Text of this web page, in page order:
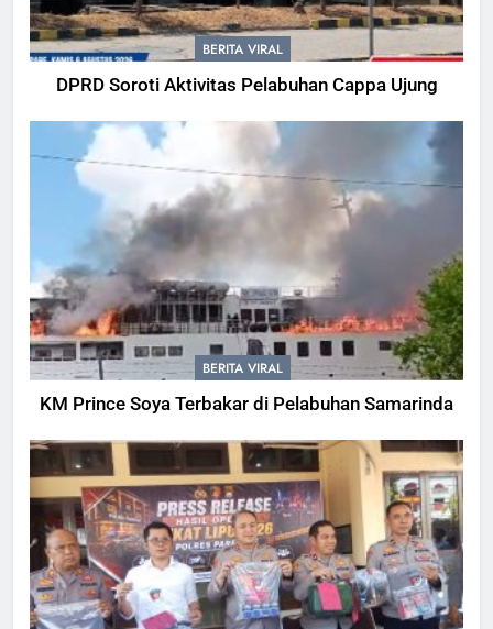
BERITA VIRAL
DPRD Soroti Aktivitas Pelabuhan Cappa Ujung
BERITA VIRAL
KM Prince Soya Terbakar di Pelabuhan Samarinda